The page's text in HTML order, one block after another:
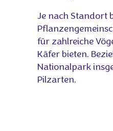
Je nach Standort
für zahlreiche
Käfer bieten.
Nationalpark
Pilzarten.